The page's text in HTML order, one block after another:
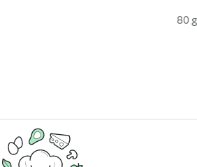
80 g